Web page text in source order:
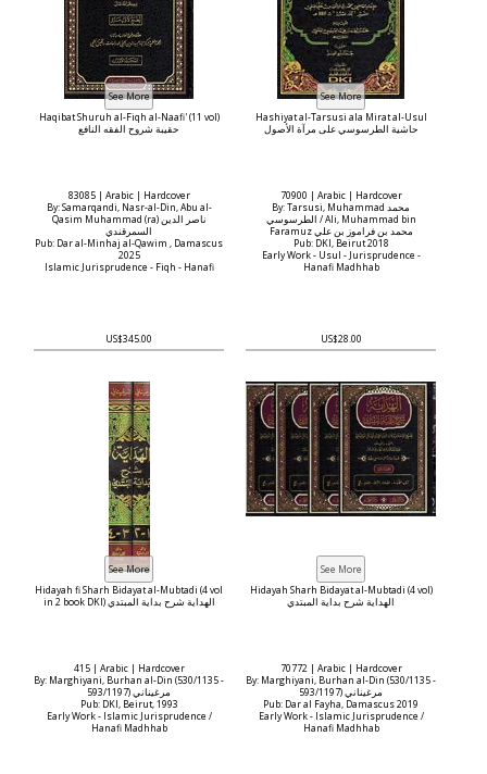
Haqibat Shuruh al-Fiqh al-Naafi' (11 vol)
حقيبة شروح الفقه النافع
83085 | Arabic | Hardcover
By: Samarqandi, Nasr-al-Din, Abu al-
Qasim Muhammad (ra) ناصر الدين
السمرقندي
Pub: Dar al-Minhaj al-Qawim , Damascus
2025
Islamic Jurisprudence - Fiqh - Hanafi
US$345.00
Hashiyat al-Tarsusi ala Mirat al-Usul
حاشية الطرسوسي على مرآة الأصول
70900 | Arabic | Hardcover
By: Tarsusi, Muhammad محمد
الطرسوسي / Ali, Muhammad bin
Faramuz محمد بن فراموز بن علي
Pub: DKI, Beirut 2018
Early Work - Usul - Jurisprudence -
Hanafi Madhhab
US$28.00
Hidayah fi Sharh Bidayat al-Mubtadi (4 vol
in 2 book DKI) الهداية شرح بداية المبتدي
415 | Arabic | Hardcover
By: Marghiyani, Burhan al-Din (530/1135 -
593/1197) مرغيناني
Pub: DKI, Beirut, 1993
Early Work - Islamic Jurisprudence /
Hanafi Madhhab
Hidayah Sharh Bidayat al-Mubtadi (4 vol)
الهداية شرح بداية المبتدي
70772 | Arabic | Hardcover
By: Marghiyani, Burhan al-Din (530/1135 -
593/1197) مرغيناني
Pub: Dar al Fayha, Damascus 2019
Early Work - Islamic Jurisprudence /
Hanafi Madhhab